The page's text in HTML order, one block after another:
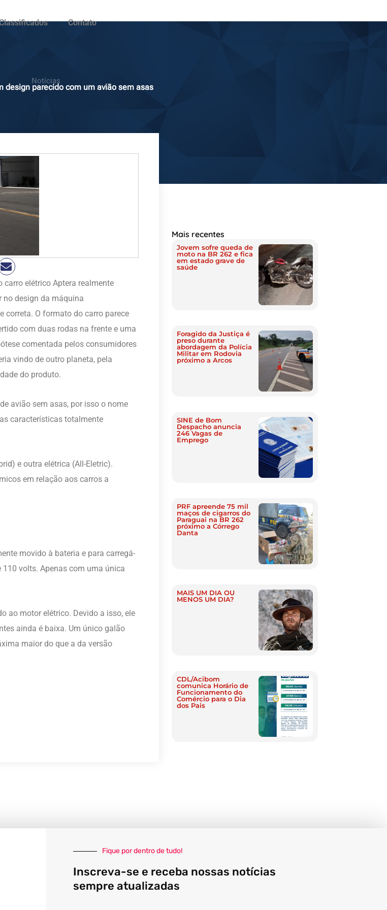
Contato
Notícias
design parecido com um avião sem asas
carro elétrico Aptera realmente
no design da máquina
correta. O formato do carro parece
com duas rodas na frente e uma
comentada pelos consumidores
vindo de outro planeta, pela
do produto.
avião sem asas, por isso o nome
características totalmente
e outra elétrica (All-Eletric).
em relação aos carros a
movido à bateria e para carregá-
volts. Apenas com uma única
ao motor elétrico. Devido a isso, ele
ainda é baixa. Um único galão
maior do que a da versão
Mais recentes
Jovem sofre queda de
moto na BR 262 e fica
em estado grave de
saúde
Foragido da Justiça é
preso durante
abordagem da Polícia
Militar em Rodovia
próximo a Arcos
SINE de Bom
Despacho anuncia
246 Vagas de
Emprego
PRF apreende 75 mil
maços de cigarros do
Paraguai na BR 262
próximo a Córrego
Danta
MAIS UM DIA OU
MENOS UM DIA?
CDL/Acibom
comunica Horário de
Funcionamento do
Comércio para o Dia
dos Pais
Fique por dentro de tudo!
Inscreva-se e receba nossas notícias
sempre atualizadas